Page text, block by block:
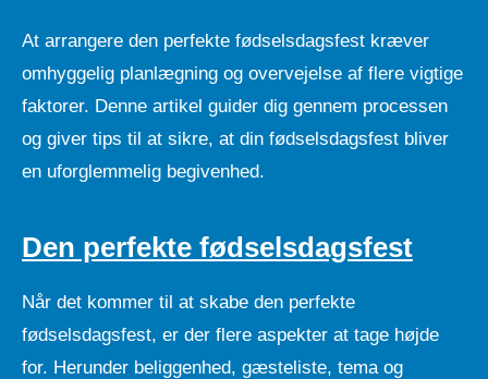
At arrangere den perfekte fødselsdagsfest kræver
omhyggelig planlægning og overvejelse af flere vigtige
faktorer. Denne artikel guider dig gennem processen
og giver tips til at sikre, at din fødselsdagsfest bliver
en uforglemmelig begivenhed.
Den perfekte fødselsdagsfest
Når det kommer til at skabe den perfekte
fødselsdagsfest, er der flere aspekter at tage højde
for. Herunder beliggenhed, gæsteliste, tema og